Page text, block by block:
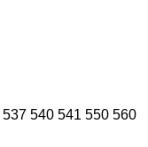
537 540 541 550 560